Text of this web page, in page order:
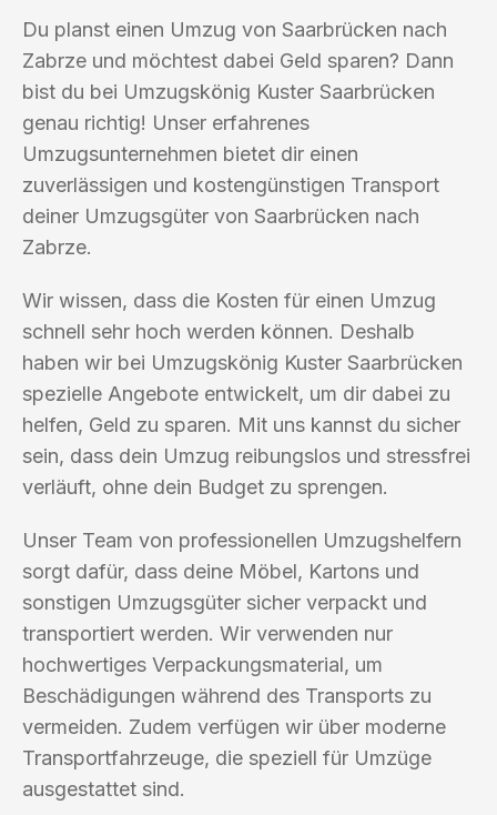
Du planst einen Umzug von Saarbrücken nach
Zabrze und möchtest dabei Geld sparen? Dann
bist du bei Umzugskönig Kuster Saarbrücken
genau richtig! Unser erfahrenes
Umzugsunternehmen bietet dir einen
zuverlässigen und kostengünstigen Transport
deiner Umzugsgüter von Saarbrücken nach
Zabrze.
Wir wissen, dass die Kosten für einen Umzug
schnell sehr hoch werden können. Deshalb
haben wir bei Umzugskönig Kuster Saarbrücken
spezielle Angebote entwickelt, um dir dabei zu
helfen, Geld zu sparen. Mit uns kannst du sicher
sein, dass dein Umzug reibungslos und stressfrei
verläuft, ohne dein Budget zu sprengen.
Unser Team von professionellen Umzugshelfern
sorgt dafür, dass deine Möbel, Kartons und
sonstigen Umzugsgüter sicher verpackt und
transportiert werden. Wir verwenden nur
hochwertiges Verpackungsmaterial, um
Beschädigungen während des Transports zu
vermeiden. Zudem verfügen wir über moderne
Transportfahrzeuge, die speziell für Umzüge
ausgestattet sind.